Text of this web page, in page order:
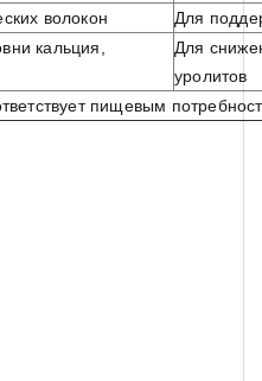
волокон
Для
кальция,
Для
уролитов
пищевым